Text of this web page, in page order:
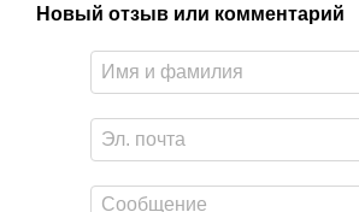
Новый отзыв или комментарий